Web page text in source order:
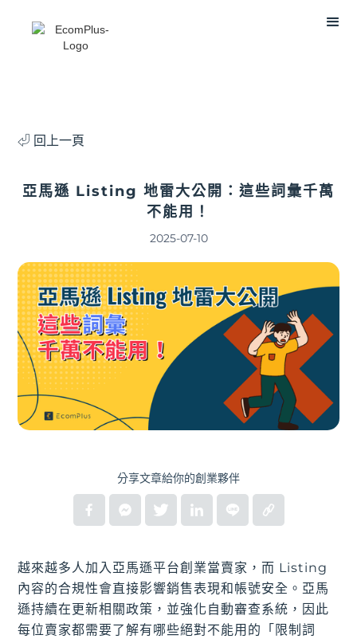
⏎ 回上一頁
亞馬遜 Listing 地雷大公開：這些詞彙千萬
不能用！
2025-07-10
分享文章給你的創業夥伴
越來越多人加入亞馬遜平台創業當賣家，而 Listing
內容的合規性會直接影響銷售表現和帳號安全。亞馬
遜持續在更新相關政策，並強化自動審查系統，因此
每位賣家都需要了解有哪些絕對不能用的「限制詞